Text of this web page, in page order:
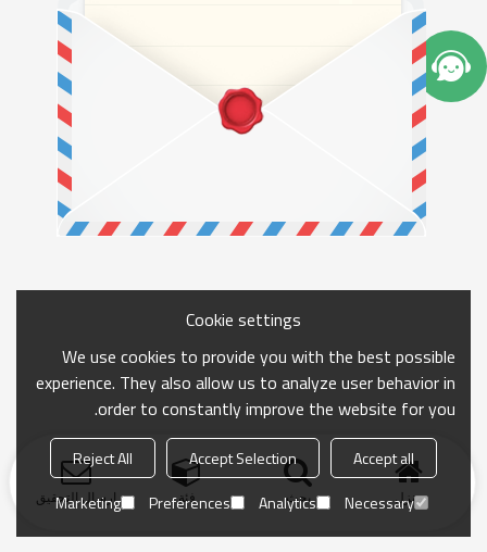
منزل بحث فئة ارسال التحقيق
Cookie settings
We use cookies to provide you with the best possible
experience. They also allow us to analyze user behavior in
order to constantly improve the website for you.
Accept all
Accept Selection
Reject All
Necessary
Analytics
Preferences
Marketing